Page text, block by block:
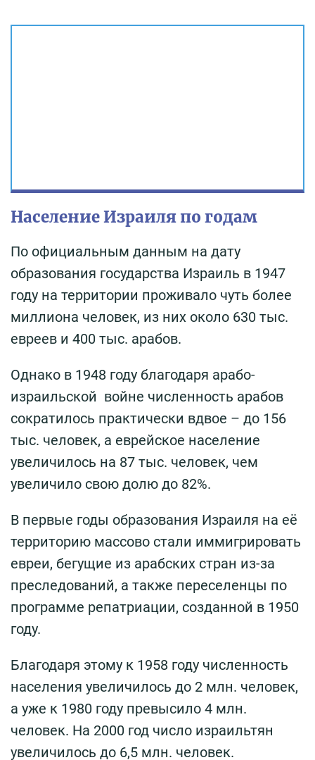
Население Израиля по годам
По официальным данным на дату
образования государства Израиль в 1947
году на территории проживало чуть более
миллиона человек, из них около 630 тыс.
евреев и 400 тыс. арабов.
Однако в 1948 году благодаря арабо-
израильской войне численность арабов
сократилось практически вдвое – до 156
тыс. человек, а еврейское население
увеличилось на 87 тыс. человек, чем
увеличило свою долю до 82%.
В первые годы образования Израиля на её
территорию массово стали иммигрировать
евреи, бегущие из арабских стран из-за
преследований, а также переселенцы по
программе репатриации, созданной в 1950
году.
Благодаря этому к 1958 году численность
населения увеличилось до 2 млн. человек,
а уже к 1980 году превысило 4 млн.
человек. На 2000 год число израильтян
увеличилось до 6,5 млн. человек.